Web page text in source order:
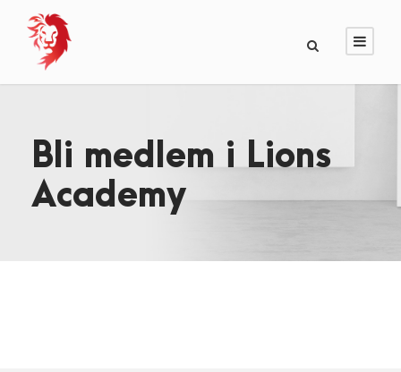
Bli medlem i Lions
Academy